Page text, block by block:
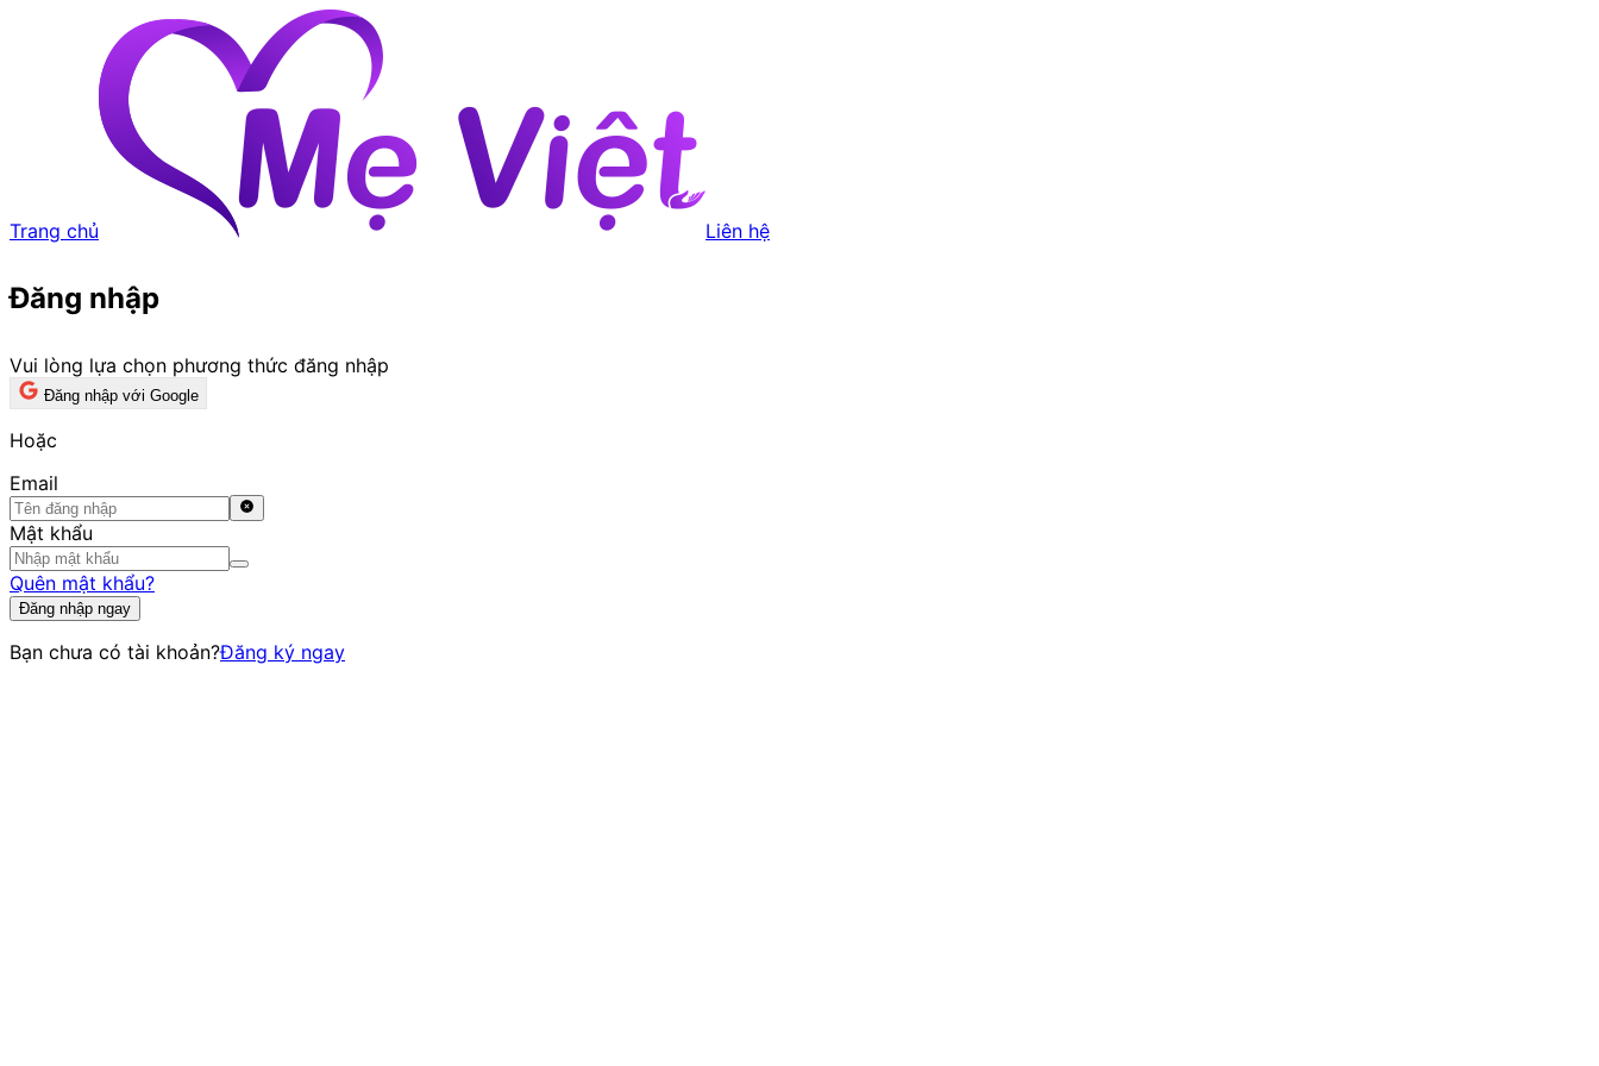
Trang chủ Liên hệ
Đăng nhập
Vui lòng lựa chọn phương thức đăng nhập
Đăng nhập với Google
Hoặc
Email
Mật khẩu
Quên mật khẩu?
Đăng nhập ngay
Bạn chưa có tài khoản?Đăng ký ngay